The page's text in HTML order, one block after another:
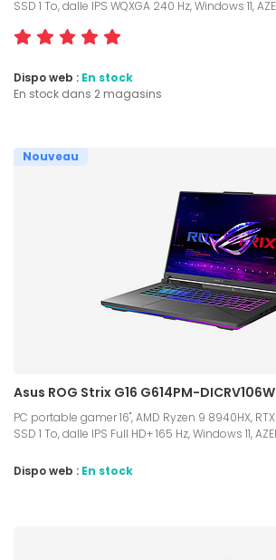
SSD 1 To, dalle IPS WQXGA 240 Hz, Windows 11,
Dispo web : En stock
En stock dans 2 magasins
Nouveau
Asus ROG Strix G16 G614PM-DICRV106W
PC portable gamer 16", AMD Ryzen 9 8940HX,
SSD 1 To, dalle IPS Full HD+ 165 Hz, Windows 11,
Dispo web : En stock